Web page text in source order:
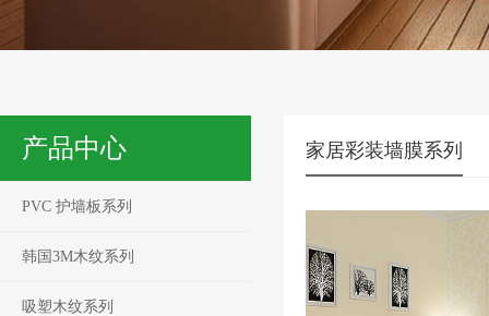
产品中心
PVC 护墙板系列
韩国3M木纹系列
吸塑木纹系列
家居彩装墙膜系列